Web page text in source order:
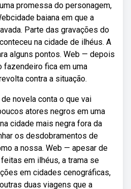
promessa do personagem,
baiana em que a
Parte das gravações do
na cidade de ilhéus. A
alguns pontos. Web — depois
fazendeiro fica em uma
contra a situação.
novela conta o que vai
atores negros em uma
cidade mais negra fora da
os desdobramentos de
a nossa. Web — apesar de
em ilhéus, a trama se
em cidades cenográficas,
duas viagens que a